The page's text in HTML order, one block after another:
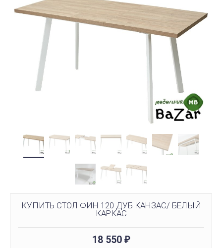
КУПИТЬ СТОЛ ФИН 120 ДУБ КАНЗАС/ БЕЛЫЙ
КАРКАС
18 550 ₽